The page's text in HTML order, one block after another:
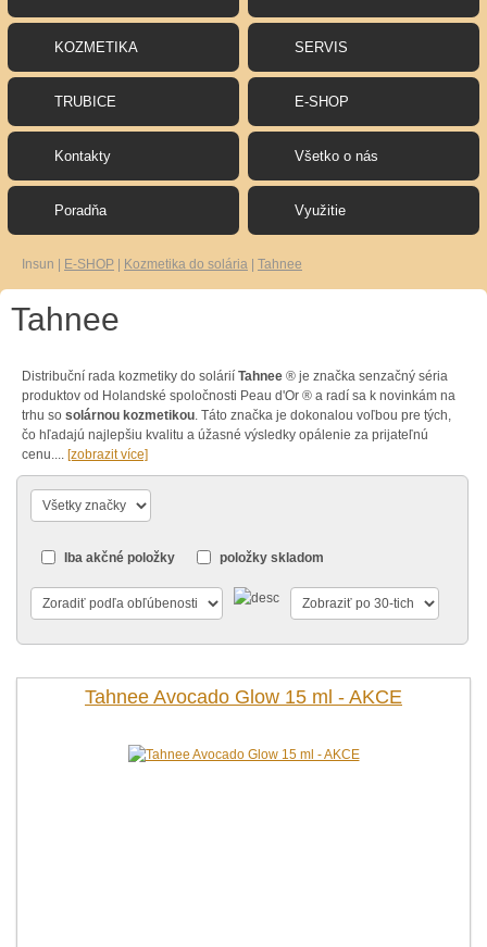
KOZMETIKA SERVIS
TRUBICE E-SHOP
Kontakty Všetko o nás
Poradňa Využitie
Insun E-SHOP Kozmetika do solária Tahnee
Tahnee
Distribuční rada kozmetiky do solárií Tahnee ® je značka senzačný séria
produktov od Holandské spoločnosti Peau d'Or ® a radí sa k novinkám na
trhu so solárnou kozmetikou. Táto značka je dokonalou voľbou pre tých,
čo hľadajú najlepšiu kvalitu a úžasné výsledky opálenie za prijateľnú
cenu.... [zobrazit více]
Iba akčné položky položky skladom
Tahnee Avocado Glow 15 ml - AKCE